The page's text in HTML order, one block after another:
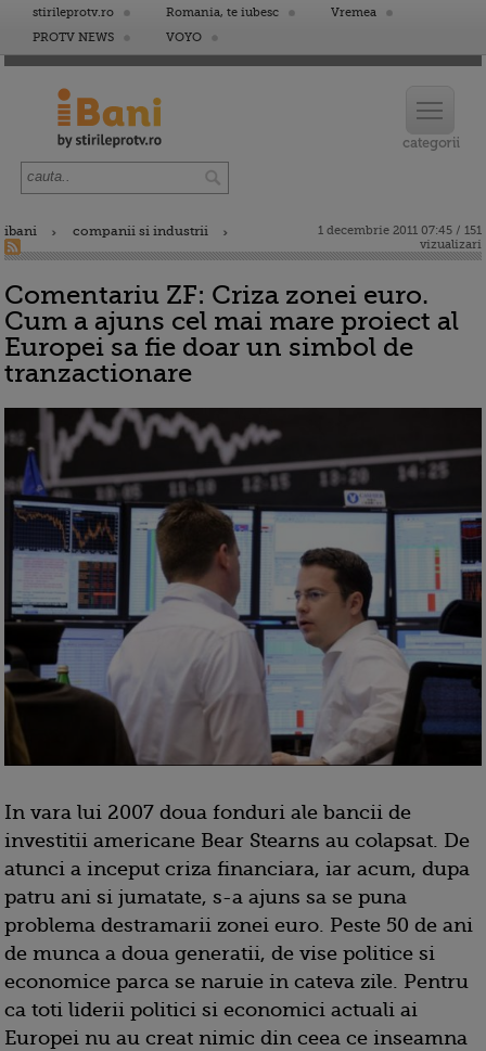
stirileprotv.ro Romania, te iubesc
Vremea
PROTV NEWS
VOYO
ibani companii si industrii
1 decembrie 2011 07:45 / 151
vizualizari
Comentariu ZF: Criza zonei euro.
Cum a ajuns cel mai mare proiect al
Europei sa fie doar un simbol de
tranzactionare
In vara lui 2007 doua fonduri ale bancii de
investitii americane Bear Stearns au colapsat. De
atunci a inceput criza financiara, iar acum, dupa
patru ani si jumatate, s-a ajuns sa se puna
problema destramarii zonei euro. Peste 50 de ani
de munca a doua generatii, de vise politice si
economice parca se naruie in cateva zile. Pentru
ca toti liderii politici si economici actuali ai
Europei nu au creat nimic din ceea ce inseamna